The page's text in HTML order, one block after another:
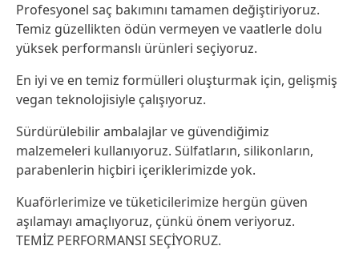
Profesyonel saç bakımını tamamen değiştiriyoruz.
Temiz güzellikten ödün vermeyen ve vaatlerle dolu
yüksek performanslı ürünleri seçiyoruz.
En iyi ve en temiz formülleri oluşturmak için, gelişmiş
vegan teknolojisiyle çalışıyoruz.
Sürdürülebilir ambalajlar ve güvendiğimiz
malzemeleri kullanıyoruz. Sülfatların, silikonların,
parabenlerin hiçbiri içeriklerimizde yok.
Kuaförlerimize ve tüketicilerimize hergün güven
aşılamayı amaçlıyoruz, çünkü önem veriyoruz.
TEMİZ PERFORMANSI SEÇİYORUZ.